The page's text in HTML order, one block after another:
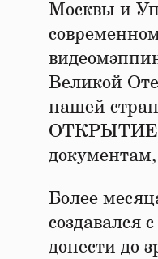
Москвы и
Великой
нашей
ОТКРЫТИЕ
Более
создавался
донести до